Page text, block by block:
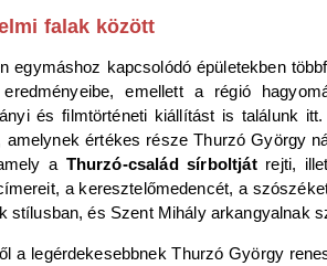
falak között
egymáshoz kapcsolódó épületekben
emellett a régió
és filmtörténeti kiállítást is találunk
amelynek értékes része Thurzó György
a Thurzó-család sírboltját rejti,
a keresztelőmedencét, a
stílusban, és Szent Mihály arkangyalnak
a legérdekesebbnek Thurzó György